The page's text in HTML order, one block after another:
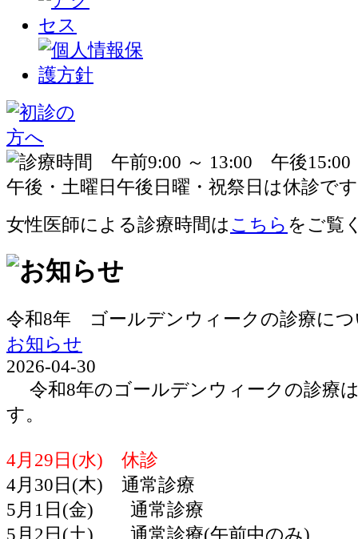
女性医師による診療時間は こちら をご覧
令和8年 ゴールデンウィークの診療に
お知らせ
2026-04-30
令和8年のゴールデンウィークの診療
す。
4月29日(水) 休診
4月30日(木) 通常診療
5月1日(金) 通常診療
5月2日(土) 通常診療(午前中のみ)